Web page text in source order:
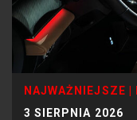
NAJWAŻNIEJSZE
3 SIERPNIA 2026